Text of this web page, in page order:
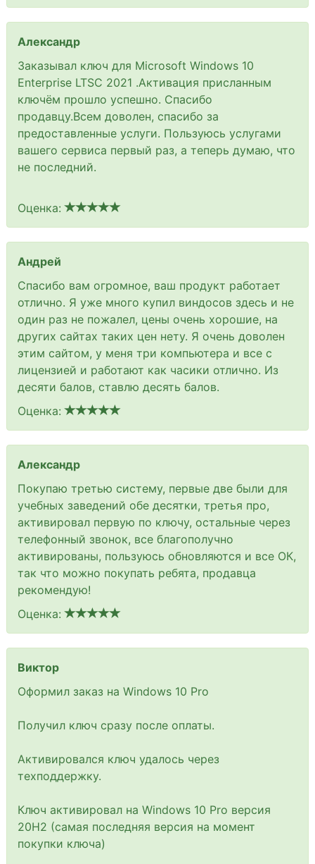
Александр
Заказывал ключ для Microsoft Windows 10
Enterprise LTSC 2021 .Активация присланным
ключём прошло успешно. Спасибо
продавцу.Всем доволен, спасибо за
предоставленные услуги. Пользуюсь услугами
вашего сервиса первый раз, а теперь думаю, что
не последний.
Оценка:
Андрей
Спасибо вам огромное, ваш продукт работает
отлично. Я уже много купил виндосов здесь и не
один раз не пожалел, цены очень хорошие, на
других сайтах таких цен нету. Я очень доволен
этим сайтом, у меня три компьютера и все с
лицензией и работают как часики отлично. Из
десяти балов, ставлю десять балов.
Оценка:
Александр
Покупаю третью систему, первые две были для
учебных заведений обе десятки, третья про,
активировал первую по ключу, остальные через
телефонный звонок, все благополучно
активированы, пользуюсь обновляются и все ОК,
так что можно покупать ребята, продавца
рекомендую!
Оценка:
Виктор
Оформил заказ на Windows 10 Pro
Получил ключ сразу после оплаты.
Активировался ключ удалось через
техподдержку.
Ключ активировал на Windows 10 Pro версия
20H2 (самая последняя версия на момент
покупки ключа)